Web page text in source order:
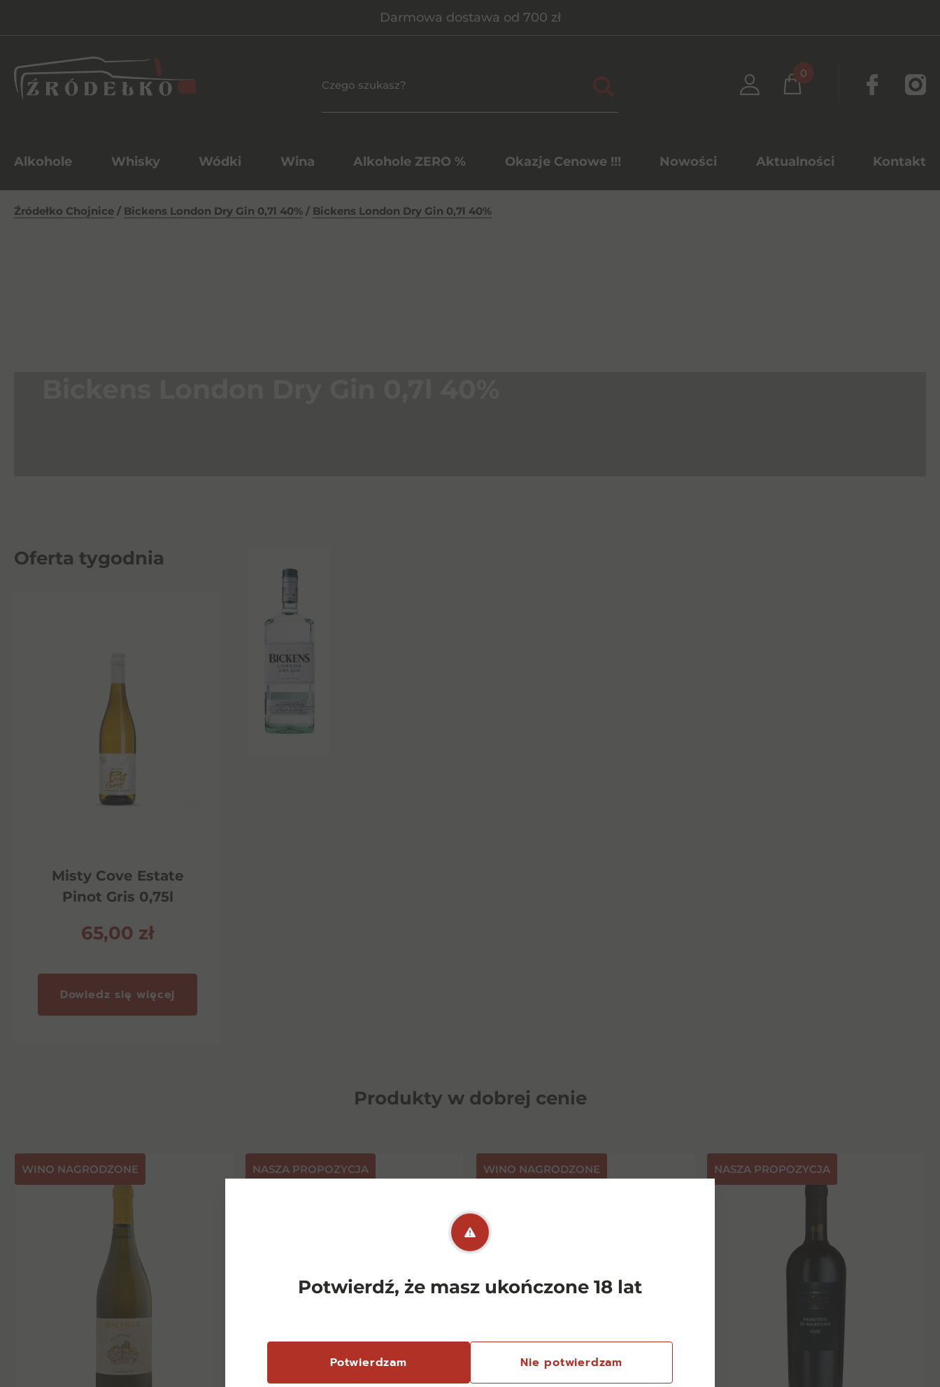
Potwierdź, że masz ukończone 18 lat
Potwierdzam Nie potwierdzam
Darmowa dostawa od 700 zł
0
Alkohole Whisky Wódki Wina Alkohole ZERO % Okazje Cenowe !!! Nowości Aktualności Kontakt
Źródełko Chojnice / Bickens London Dry Gin 0,7l 40% / Bickens London Dry Gin 0,7l 40%
Oferta tygodnia
Misty Cove Estate
Pinot Gris 0,75l
65,00 zł
Dowiedz się więcej
Produkty w dobrej cenie
⁠WINO NAGRODZONE NASZA PROPOZYCJA ⁠WINO NAGRODZONE NASZA PROPOZYCJA